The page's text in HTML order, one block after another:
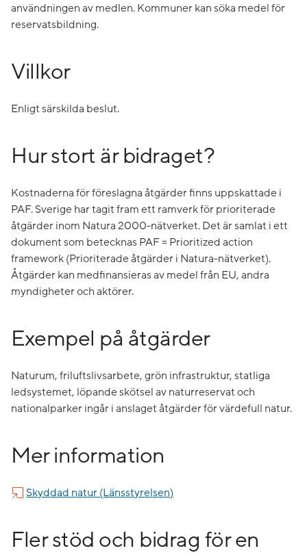
användningen av medlen. Kommuner kan söka medel för
reservatsbildning.
Villkor
Enligt särskilda beslut.
Hur stort är bidraget?
Kostnaderna för föreslagna åtgärder finns uppskattade i
PAF. Sverige har tagit fram ett ramverk för prioriterade
åtgärder inom Natura 2000-nätverket. Det är samlat i ett
dokument som betecknas PAF = Prioritized action
framework (Prioriterade åtgärder i Natura-nätverket).
Åtgärder kan medfinansieras av medel från EU, andra
myndigheter och aktörer.
Exempel på åtgärder
Naturum, friluftslivsarbete, grön infrastruktur, statliga
ledsystemet, löpande skötsel av naturreservat och
nationalparker ingår i anslaget åtgärder för värdefull natur.
Mer information
Skyddad natur (Länsstyrelsen)
Fler stöd och bidrag för en